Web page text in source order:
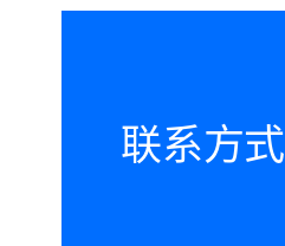
联系方式